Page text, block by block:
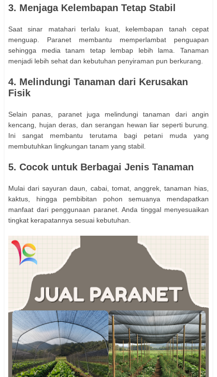
3. Menjaga Kelembapan Tetap Stabil
Saat sinar matahari terlalu kuat, kelembapan tanah cepat
menguap. Paranet membantu memperlambat penguapan
sehingga media tanam tetap lembap lebih lama. Tanaman
menjadi lebih sehat dan kebutuhan penyiraman pun berkurang.
4. Melindungi Tanaman dari Kerusakan
Fisik
Selain panas, paranet juga melindungi tanaman dari angin
kencang, hujan deras, dan serangan hewan liar seperti burung.
Ini sangat membantu terutama bagi petani muda yang
membutuhkan lingkungan tanam yang stabil.
5. Cocok untuk Berbagai Jenis Tanaman
Mulai dari sayuran daun, cabai, tomat, anggrek, tanaman hias,
kaktus, hingga pembibitan pohon semuanya mendapatkan
manfaat dari penggunaan paranet. Anda tinggal menyesuaikan
tingkat kerapatannya sesuai kebutuhan.